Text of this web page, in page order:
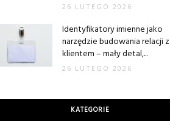
26 LUTEGO 2026
Identyfikatory imienne jako
narzędzie budowania relacji z
klientem – mały detal,...
26 LUTEGO 2026
KATEGORIE